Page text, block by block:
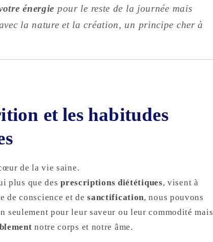
énergie pour le reste de la journée mais
la nature et la création, un principe cher à
et les habitudes
de la vie saine.
plus que desprescriptions diététiques, visent à
de conscience et desanctification, nous pouvons
seulement pour leur saveur ou leur commodité mais
notre corps et notre âme.